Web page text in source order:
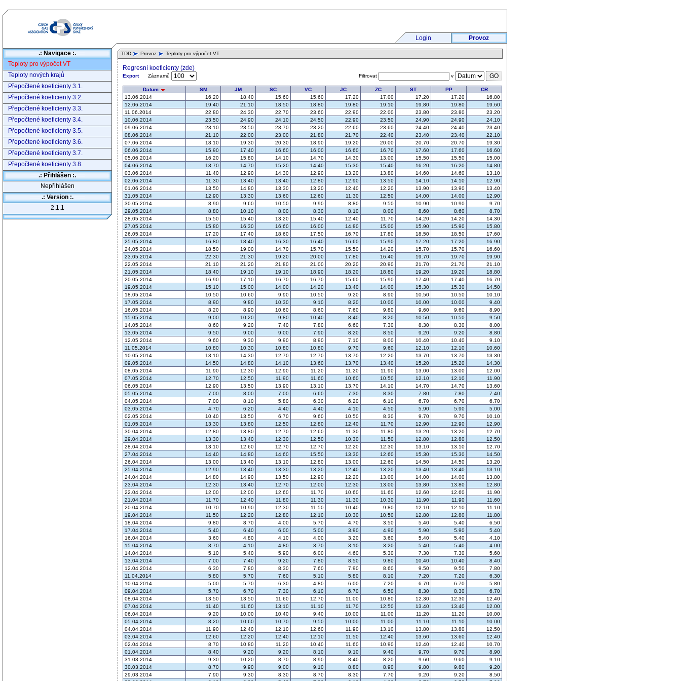
Login Provoz
.: Navigace :.
Teploty pro výpočet VT
Teploty nových krajů
Přepočtené koeficienty 3.1.
Přepočtené koeficienty 3.2.
Přepočtené koeficienty 3.3.
Přepočtené koeficienty 3.4.
Přepočtené koeficienty 3.5.
Přepočtené koeficienty 3.6.
Přepočtené koeficienty 3.7.
Přepočtené koeficienty 3.8.
.: Přihlášen :.
Nepřihlášen
.: Version :.
2.1.1
TDD Provoz Teploty pro výpočet VT
Regresní koeficienty (zde)
Export Záznamů Filtrovat v
Datum SM JM SC VC JC ZC ST PP
CR
13.06.2014
16.20 18.40 15.60 15.60 17.20 17.00 17.20 17.20
16.80
12.06.2014
19.40 21.10 18.50 18.80 19.80 19.10 19.80 19.80
19.60
11.06.2014
22.80 24.30 22.70 23.60 22.90 22.00 23.80 23.80
23.20
10.06.2014
23.50 24.90 24.10 24.50 22.90 23.50 24.90 24.90
24.10
09.06.2014
23.10 23.50 23.70 23.20 22.60 23.60 24.40 24.40
23.40
08.06.2014
21.10 22.00 23.00 21.80 21.70 22.40 23.40 23.40
22.10
07.06.2014
18.10 19.30 20.30 18.90 19.20 20.00 20.70 20.70
19.30
06.06.2014
15.90 17.40 16.60 16.00 16.60 16.70 17.60 17.60
16.60
05.06.2014
16.20 15.80 14.10 14.70 14.30 13.00 15.50 15.50
15.00
04.06.2014
13.70 14.70 15.20 14.40 15.30 15.40 16.20 16.20
14.80
03.06.2014
11.40 12.90 14.30 12.90 13.20 13.80 14.60 14.60
13.10
02.06.2014
11.30 13.40 13.40 12.80 12.90 13.50 14.10 14.10
12.90
01.06.2014
13.50 14.80 13.30 13.20 12.40 12.20 13.90 13.90
13.40
31.05.2014
12.90 13.30 13.60 12.60 11.30 12.50 14.00 14.00
12.90
30.05.2014
8.90 9.60 10.50 9.90 8.80 9.50 10.90 10.90
9.70
29.05.2014
8.80 10.10 8.00 8.30 8.10 8.00 8.60 8.60
8.70
28.05.2014
15.50 15.40 13.20 15.40 12.40 11.70 14.20 14.20
14.30
27.05.2014
15.80 16.30 16.60 16.00 14.80 15.00 15.90 15.90
15.80
26.05.2014
17.20 17.40 18.60 17.50 16.70 17.80 18.50 18.50
17.60
25.05.2014
16.80 18.40 16.30 16.40 16.60 15.90 17.20 17.20
16.90
24.05.2014
18.50 19.00 14.70 15.70 15.50 14.20 15.70 15.70
16.60
23.05.2014
22.30 21.30 19.20 20.00 17.80 16.40 19.70 19.70
19.90
22.05.2014
21.10 21.20 21.80 21.00 20.20 20.90 21.70 21.70
21.10
21.05.2014
18.40 19.10 19.10 18.90 18.20 18.80 19.20 19.20
18.80
20.05.2014
16.90 17.10 16.70 16.70 15.60 15.90 17.40 17.40
16.70
19.05.2014
15.10 15.00 14.00 14.20 13.40 14.00 15.30 15.30
14.50
18.05.2014
10.50 10.60 9.90 10.50 9.20 8.90 10.50 10.50
10.10
17.05.2014
8.90 9.80 10.30 9.10 8.20 10.00 10.00 10.00
9.40
16.05.2014
8.20 8.90 10.60 8.60 7.60 9.80 9.60 9.60
8.90
15.05.2014
9.00 10.20 9.80 10.40 8.40 8.20 10.50 10.50
9.50
14.05.2014
8.60 9.20 7.40 7.80 6.60 7.30 8.30 8.30
8.00
13.05.2014
9.50 9.00 9.00 7.90 8.20 8.50 9.20 9.20
8.80
12.05.2014
9.60 9.30 9.90 8.90 7.10 8.00 10.40 10.40
9.10
11.05.2014
10.80 10.30 10.80 10.80 9.70 9.60 12.10 12.10
10.60
10.05.2014
13.10 14.30 12.70 12.70 13.70 12.20 13.70 13.70
13.30
09.05.2014
14.50 14.80 14.10 13.60 13.70 13.40 15.20 15.20
14.30
08.05.2014
11.90 12.30 12.90 11.20 11.20 11.90 13.00 13.00
12.00
07.05.2014
12.70 12.50 11.90 11.60 10.60 10.50 12.10 12.10
11.90
06.05.2014
12.90 13.50 13.90 13.10 13.70 14.10 14.70 14.70
13.60
05.05.2014
7.00 8.00 7.00 6.60 7.30 8.30 7.80 7.80
7.40
04.05.2014
7.00 8.10 5.80 6.30 6.20 6.10 6.70 6.70
6.70
03.05.2014
4.70 6.20 4.40 4.40 4.10 4.50 5.90 5.90
5.00
02.05.2014
10.40 13.50 6.70 9.60 10.50 8.30 9.70 9.70
10.10
01.05.2014
13.30 13.80 12.50 12.80 12.40 11.70 12.90 12.90
12.90
30.04.2014
12.80 13.80 12.70 12.60 11.30 11.80 13.20 13.20
12.70
29.04.2014
13.30 13.40 12.30 12.50 10.30 11.50 12.80 12.80
12.50
28.04.2014
13.10 12.60 12.70 12.70 12.20 12.30 13.10 13.10
12.70
27.04.2014
14.40 14.80 14.60 15.50 13.30 12.60 15.30 15.30
14.50
26.04.2014
13.00 13.40 13.10 12.80 13.00 12.60 14.50 14.50
13.20
25.04.2014
12.90 13.40 13.30 13.20 12.40 13.20 13.40 13.40
13.10
24.04.2014
14.80 14.90 13.50 12.90 12.20 13.00 14.00 14.00
13.80
23.04.2014
12.30 13.40 12.70 12.00 12.30 13.00 13.80 13.80
12.80
22.04.2014
12.00 12.00 12.60 11.70 10.60 11.60 12.60 12.60
11.90
21.04.2014
11.70 12.40 11.80 11.30 11.30 10.30 11.90 11.90
11.60
20.04.2014
10.70 10.90 12.30 11.50 10.40 9.80 12.10 12.10
11.10
19.04.2014
11.50 12.20 12.80 12.10 10.30 10.50 12.80 12.80
11.80
18.04.2014
9.80 8.70 4.00 5.70 4.70 3.50 5.40 5.40
6.50
17.04.2014
5.40 6.40 6.00 5.00 3.90 4.90 5.90 5.90
5.40
16.04.2014
3.60 4.80 4.10 4.00 3.20 3.60 5.40 5.40
4.10
15.04.2014
3.70 4.10 4.80 3.70 3.10 3.20 5.40 5.40
4.00
14.04.2014
5.10 5.40 5.90 6.00 4.60 5.30 7.30 7.30
5.60
13.04.2014
7.00 7.40 9.20 7.80 8.50 9.80 10.40 10.40
8.40
12.04.2014
6.30 7.80 8.30 7.60 7.90 8.60 9.50 9.50
7.80
11.04.2014
5.80 5.70 7.60 5.10 5.80 8.10 7.20 7.20
6.30
10.04.2014
5.00 5.70 6.30 4.80 6.00 7.20 6.70 6.70
5.80
09.04.2014
5.70 6.70 7.30 6.10 6.70 6.50 8.30 8.30
6.70
08.04.2014
13.50 13.50 11.60 12.70 11.00 10.80 12.30 12.30
12.40
07.04.2014
11.40 11.60 13.10 11.10 11.70 12.50 13.40 13.40
12.00
06.04.2014
9.20 10.00 10.40 9.40 10.00 11.00 11.20 11.20
10.00
05.04.2014
8.20 10.60 10.70 9.50 10.00 11.00 11.10 11.10
10.00
04.04.2014
11.90 12.40 12.10 12.60 11.90 13.10 13.80 13.80
12.50
03.04.2014
12.60 12.20 12.40 12.10 11.50 12.40 13.60 13.60
12.40
02.04.2014
8.70 10.80 11.20 10.40 11.60 10.90 12.40 12.40
10.70
01.04.2014
8.40 9.20 9.20 8.10 9.10 9.40 9.70 9.70
8.90
31.03.2014
9.30 10.20 8.70 8.90 8.40 8.20 9.60 9.60
9.10
30.03.2014
8.70 9.90 9.00 9.10 8.80 8.90 9.80 9.80
9.20
29.03.2014
7.90 9.30 8.30 8.70 8.30 7.70 9.20 9.20
8.50